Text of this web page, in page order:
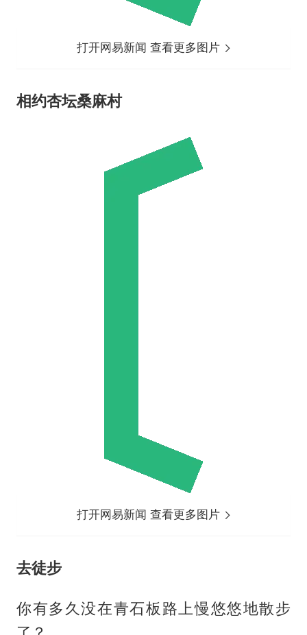
打开网易新闻 查看更多图片
相约杏坛桑麻村
打开网易新闻 查看更多图片
去徒步
你有多久没在青石板路上慢悠悠地散步